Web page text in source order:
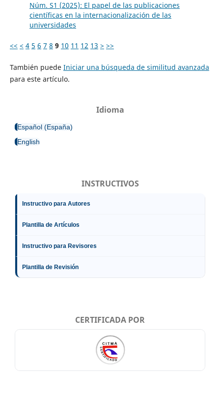
Núm. S1 (2025): El papel de las publicaciones
científicas en la internacionalización de las
universidades
<< < 4 5 6 7 8 9 10 11 12 13 > >>
También puede Iniciar una búsqueda de similitud avanzada
para este artículo.
Idioma
Español (España)
English
INSTRUCTIVOS
Instructivo para Autores
Plantilla de Artículos
Instructivo para Revisores
Plantilla de Revisión
CERTIFICADA POR